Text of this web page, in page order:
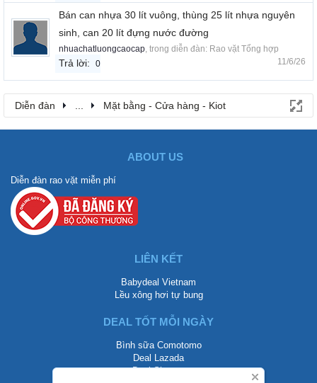
Bán can nhựa 30 lít vuông, thùng 25 lít nhựa nguyên
sinh, can 20 lít đựng nước đường
nhuachatluongcaocap, trong diễn đàn: Rao vặt Tổng hợp
Trả lời: 0 11/6/26
Diễn đàn ... Mặt bằng - Cửa hàng - Kiot
ABOUT US
Diễn đàn rao vặt miễn phí
LIÊN KẾT
Babydeal Vietnam
Lều xông hơi tự bung
DEAL TỐT MỖI NGÀY
Bình sữa Comotomo
Deal Lazada
Deal Shopee